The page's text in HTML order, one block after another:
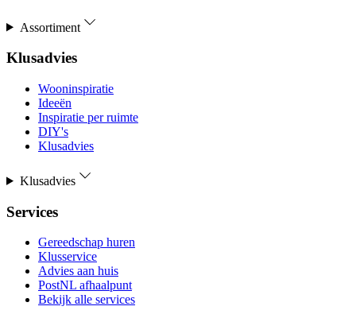
Assortiment
Klusadvies
Wooninspiratie
Ideeën
Inspiratie per ruimte
DIY's
Klusadvies
Klusadvies
Services
Gereedschap huren
Klusservice
Advies aan huis
PostNL afhaalpunt
Bekijk alle services